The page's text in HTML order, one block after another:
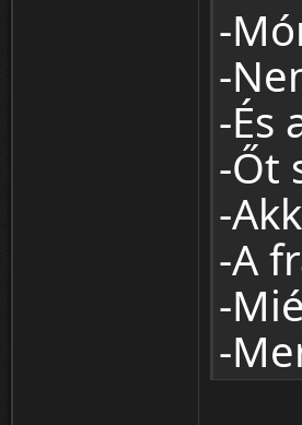
-
-
-És
-Őt
-
-A
-
-